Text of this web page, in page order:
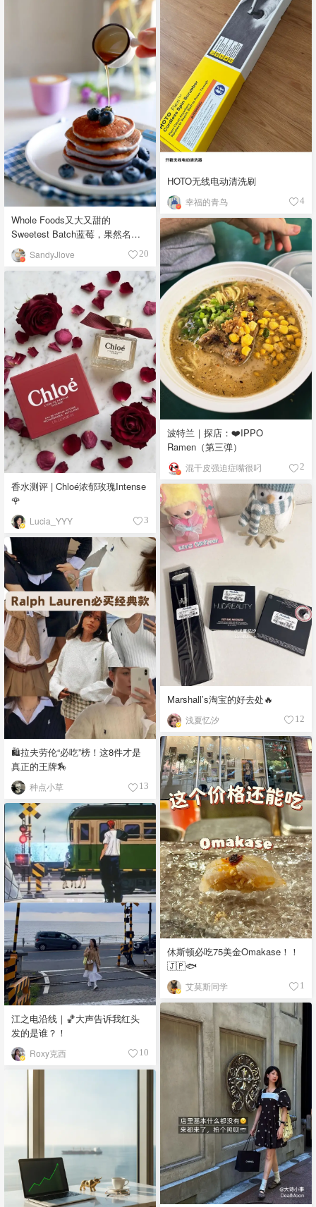
HOTO无线电动清洗刷
幸福的青鸟 4
Whole Foods又大又甜的
Sweetest Batch蓝莓，果然名副
其实！SandyJlove 20
波特兰｜探店：❤️IPPO
Ramen（第三弹）
混干皮强迫症嘴很叼 2
香水测评 | Chloé浓郁玫瑰Intense
🌹
Lucia_YYY 3
Marshall’s淘宝的好去处🔥
浅夏忆汐 12
🛍️拉夫劳伦“必吃”榜！这8件才是
真正的王牌🏇
种点小草 13
休斯顿必吃75美金Omakase！！
🇯🇵🐟
艾莫斯同学 1
江之电沿线｜🏀大声告诉我红头
发的是谁？！
Roxy克西 10